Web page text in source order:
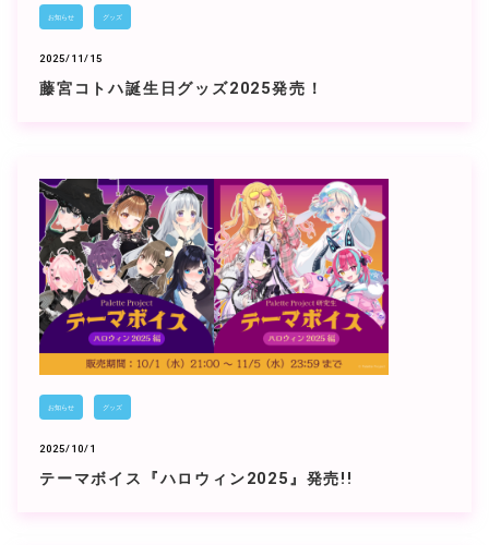
お知らせ グッズ
2025/11/15
藤宮コトハ誕生日グッズ2025発売！
お知らせ グッズ
2025/10/1
テーマボイス『ハロウィン2025』発売!!